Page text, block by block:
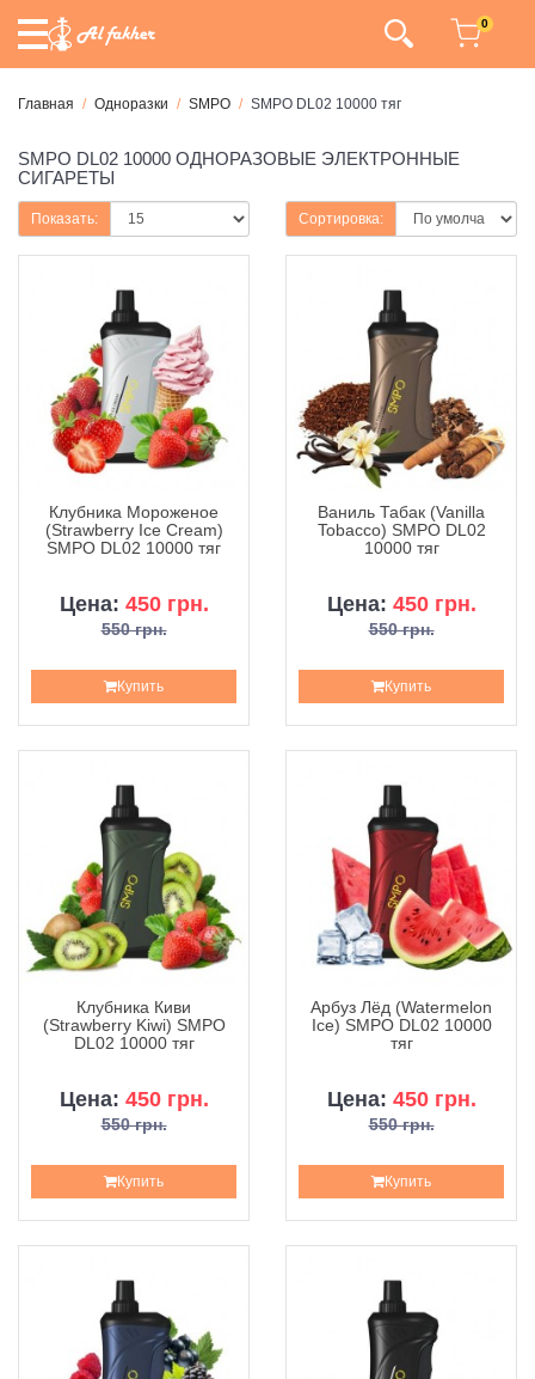
0
Главная Одноразки SMPO SMPO DL02 10000 тяг
SMPO DL02 10000 ОДНОРАЗОВЫЕ ЭЛЕКТРОННЫЕ
СИГАРЕТЫ
Сортировка:
Показать:
Клубника Мороженое
(Strawberry Ice Cream)
SMPO DL02 10000 тяг
Цена: 450 грн.
550 грн.
Купить
Ваниль Табак (Vanilla
Tobacco) SMPO DL02
10000 тяг
Цена: 450 грн.
550 грн.
Купить
Клубника Киви
(Strawberry Kiwi) SMPO
DL02 10000 тяг
Цена: 450 грн.
550 грн.
Купить
Арбуз Лёд (Watermelon
Ice) SMPO DL02 10000
тяг
Цена: 450 грн.
550 грн.
Купить